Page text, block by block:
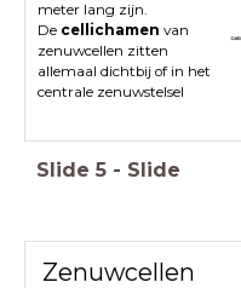
meter lang zijn.
De cellichamen van
zenuwcellen zitten
allemaal dichtbij of in het
centrale zenuwstelsel
Slide 5 - Slide
Zenuwcellen